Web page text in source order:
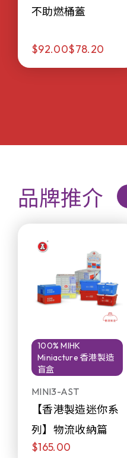
不助燃桶蓋
$92.00$78.20
品牌推介
100% MIHK
Miniacture 香港製造
盲盒
MINI3-AST
【香港製造迷你系
列】物流收納篇
$165.00